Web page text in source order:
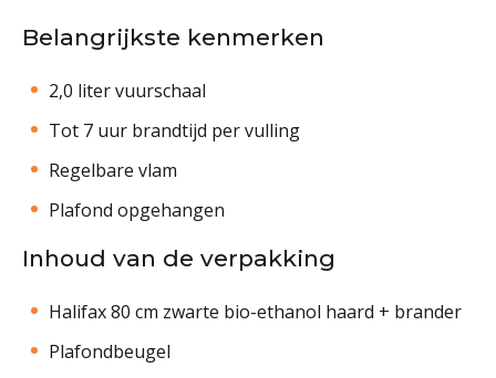
Belangrijkste kenmerken
2,0 liter vuurschaal
Tot 7 uur brandtijd per vulling
Regelbare vlam
Plafond opgehangen
Inhoud van de verpakking
Halifax 80 cm zwarte bio-ethanol haard + brander
Plafondbeugel